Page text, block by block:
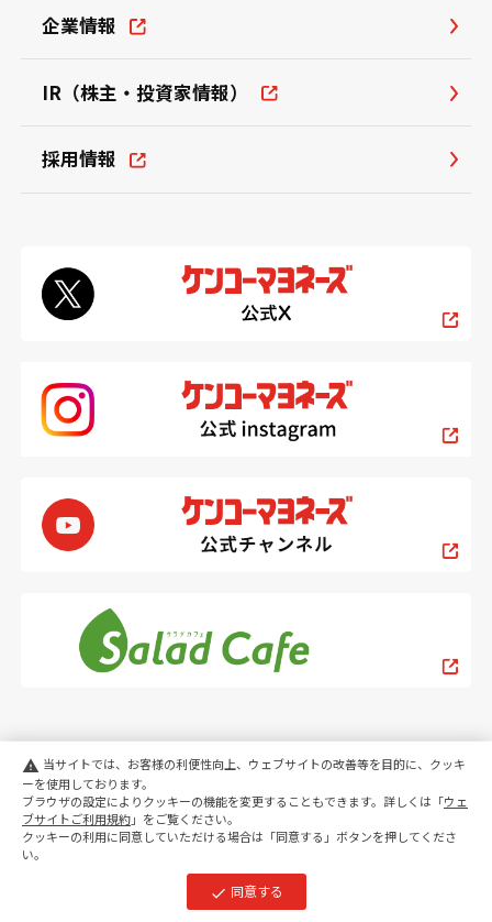
PC スマートフォン
企業情報
IR（株主・投資家情報）
採用情報
copyright KENKO Mayonnaise Co.,Ltd.All rights reserved.
warning 当サイトでは、お客様の利便性向上、ウェブサイトの改善等を目的に、クッキ
ーを使用しております。
ブラウザの設定によりクッキーの機能を変更することもできます。詳しくは「ウェ
ブサイトご利用規約」をご覧ください。
クッキーの利用に同意していただける場合は「同意する」ボタンを押してくださ
い。
check 同意する